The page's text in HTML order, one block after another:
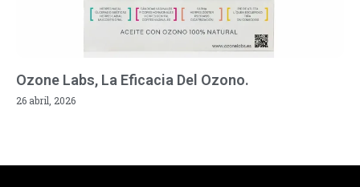
Ozone Labs, La Eficacia Del Ozono.
26 abril, 2026